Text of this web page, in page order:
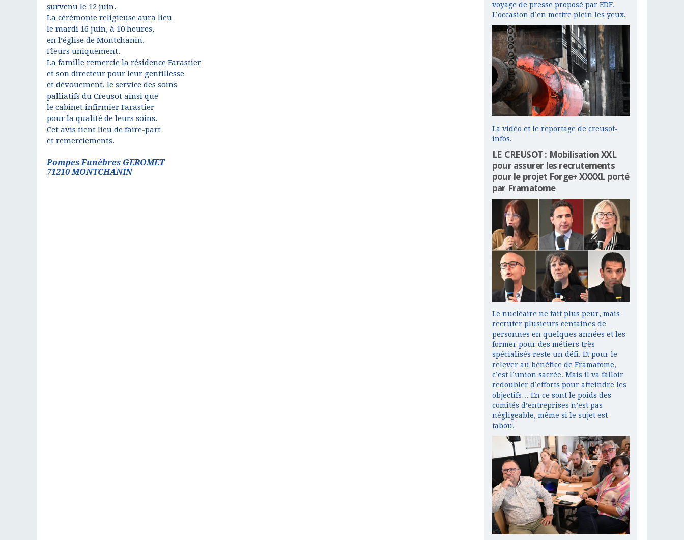
survenu le 12 juin.
La cérémonie religieuse aura lieu
le mardi 16 juin, à 10 heures,
en l’église de Montchanin.
Fleurs uniquement.
La famille remercie la résidence Farastier
et son directeur pour leur gentillesse
et dévouement, le service des soins
palliatifs du Creusot ainsi que
le cabinet infirmier Farastier
pour la qualité de leurs soins.
Cet avis tient lieu de faire-part
et remerciements.
Pompes Funèbres GEROMET
71210 MONTCHANIN
voyage de presse proposé par EDF.
L’occasion d’en mettre plein les yeux.
La vidéo et le reportage de creusot-
infos.
LE CREUSOT : Mobilisation XXL
pour assurer les recrutements
pour le projet Forge+ XXXXL porté
par Framatome
Le nucléaire ne fait plus peur, mais
recruter plusieurs centaines de
personnes en quelques années et les
former pour des métiers très
spécialisés reste un défi. Et pour le
relever au bénéfice de Framatome,
c’est l’union sacrée. Mais il va falloir
redoubler d’efforts pour atteindre les
objectifs… En ce sont le poids des
comités d’entreprises n’est pas
négligeable, même si le sujet est
tabou.